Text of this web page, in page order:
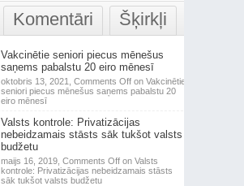
Komentāri Šķirkļi
Vakcinētie seniori piecus mēnešus
saņems pabalstu 20 eiro mēnesī
oktobris 13, 2021, Comments Offon Vakcinētie
seniori piecus mēnešus saņems pabalstu 20
eiro mēnesī
Valsts kontrole: Privatizācijas
nebeidzamais stāsts sāk tukšot valsts
budžetu
maijs 16, 2019, Comments Offon Valsts
kontrole: Privatizācijas nebeidzamais stāsts
sāk tukšot valsts budžetu